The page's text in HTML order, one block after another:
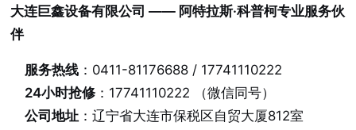
大连巨鑫设备有限公司 —— 阿特拉斯·科普柯专业服务伙
伴
服务热线 ：0411-81176688 / 17741110222
24小时抢修：17741110222 （微信同号）
公司地址 ：辽宁省大连市保税区自贸大厦812室